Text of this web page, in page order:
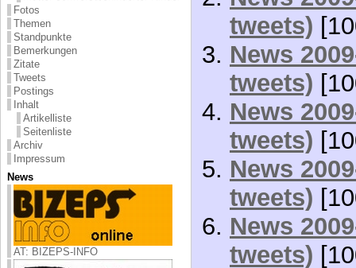
Fotos
Themen
Standpunkte
Bemerkungen
Zitate
Tweets
Postings
Inhalt
Artikelliste
Seitenliste
Archiv
Impressum
News
AT: BIZEPS-INFO
tweets)
News
tweets)
News
tweets)
News
tweets)
News
tweets)